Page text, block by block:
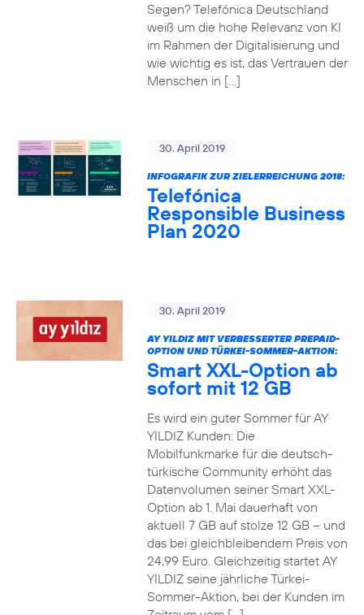
Segen? Telefónica Deutschland
weiß um die hohe Relevanz von KI
im Rahmen der Digitalisierung und
wie wichtig es ist, das Vertrauen der
Menschen in […]
30. April 2019
INFOGRAFIK ZUR ZIELERREICHUNG 2018:
Telefónica
Responsible Business
Plan 2020
30. April 2019
AY YILDIZ MIT VERBESSERTER PREPAID-
OPTION UND TÜRKEI-SOMMER-AKTION:
Smart XXL-Option ab
sofort mit 12 GB
Es wird ein guter Sommer für AY
YILDIZ Kunden: Die
Mobilfunkmarke für die deutsch-
türkische Community erhöht das
Datenvolumen seiner Smart XXL-
Option ab 1. Mai dauerhaft von
aktuell 7 GB auf stolze 12 GB – und
das bei gleichbleibendem Preis von
24,99 Euro. Gleichzeitig startet AY
YILDIZ seine jährliche Türkei-
Sommer-Aktion, bei der Kunden im